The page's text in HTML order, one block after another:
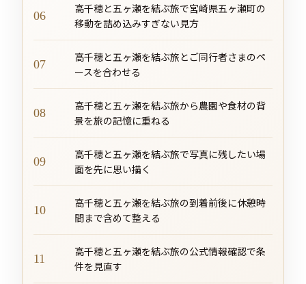
高千穂と五ヶ瀬を結ぶ旅で宮崎県五ヶ瀬町の
移動を詰め込みすぎない見方
高千穂と五ヶ瀬を結ぶ旅とご同行者さまのペ
ースを合わせる
高千穂と五ヶ瀬を結ぶ旅から農園や食材の背
景を旅の記憶に重ねる
高千穂と五ヶ瀬を結ぶ旅で写真に残したい場
面を先に思い描く
高千穂と五ヶ瀬を結ぶ旅の到着前後に休憩時
間まで含めて整える
高千穂と五ヶ瀬を結ぶ旅の公式情報確認で条
件を見直す